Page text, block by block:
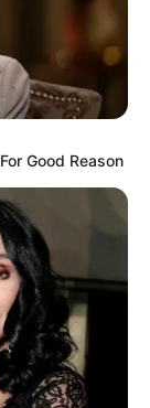
Good Reason